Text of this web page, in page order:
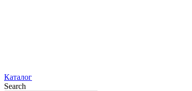
Каталог
Search